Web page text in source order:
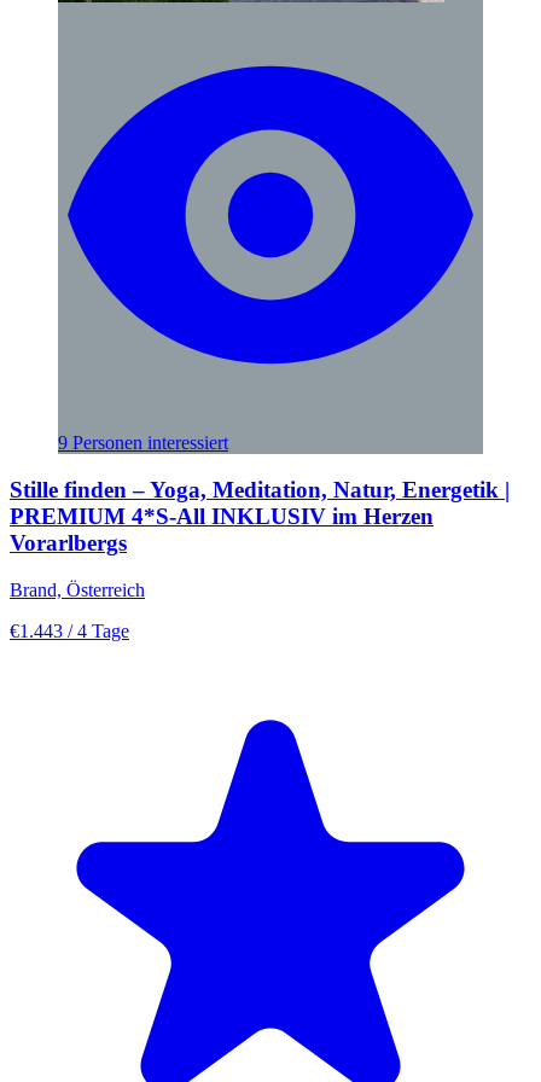
9 Personen interessiert
Stille finden – Yoga, Meditation, Natur, Energetik |
PREMIUM 4*S-All INKLUSIV im Herzen
Vorarlbergs
Brand, Österreich
€1.443 / 4 Tage